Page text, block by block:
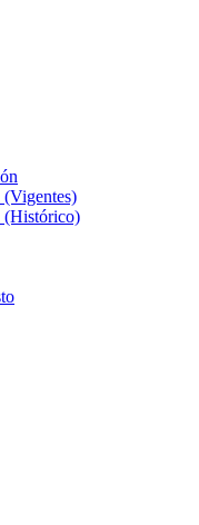
(Vigentes)
(Histórico)